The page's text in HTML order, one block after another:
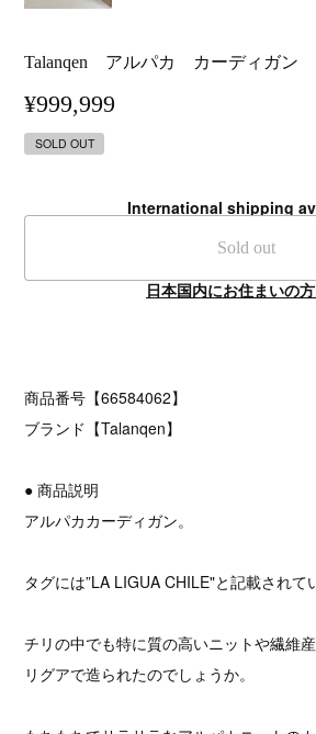
Talanqen アルパカ カーディガ
¥999,999
SOLD OUT
International shipping
Sold out
日本国内にお住まいの
商品番号【66584062】
ブランド【Talanqen】
● 商品説明
アルパカカーディガン。
タグには”LA LIGUA CHILE"と記載されて
チリの中でも特に質の高いニットや繊維
リグアで造られたのでしょうか。